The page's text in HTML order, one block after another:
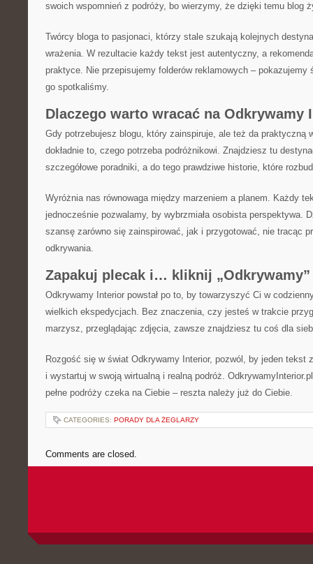
swoich wspomnień z podróży, bo wierzymy, że dzięki temu blog
Twórcy bloga to pasjonaci, którzy stale szukają kolejnych
wrażenia. W rezultacie każdy tekst jest autentyczny, a
praktyce. Nie przepisujemy folderów reklamowych – pokazujemy
go spotkaliśmy.
Dlaczego warto wracać na Odkrywamy
Gdy potrzebujesz blogu, który zainspiruje, ale też da praktyczną
dokładnie to, czego potrzeba podróżnikowi. Znajdziesz tu
szczegółowe poradniki, a do tego prawdziwe historie, które
Wyróżnia nas równowaga między marzeniem a planem. Każdy
jednocześnie pozwalamy, by wybrzmiała osobista perspektywa.
szansę zarówno się zainspirować, jak i przygotować, nie tracąc
odkrywania.
Zapakuj plecak i… kliknij „Odkrywamy”
Odkrywamy Interior powstał po to, by towarzyszyć Ci w
wielkich ekspedycjach. Bez znaczenia, czy jesteś w trakcie
marzysz, przeglądając zdjęcia, zawsze znajdziesz tu coś dla
Rozgość się w świat Odkrywamy Interior, pozwól, by jeden tekst
i wystartuj w swoją wirtualną i realną podróż.
pełne podróży czeka na Ciebie – reszta należy już do Ciebie.
CATEGORIES: PORADY DLA ŻEGLARZY
Comments are closed.